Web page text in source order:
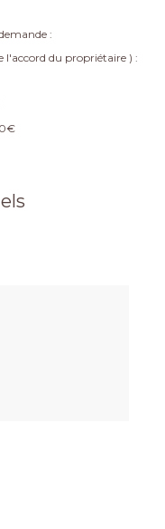
:
l'accord du propriétaire ) :